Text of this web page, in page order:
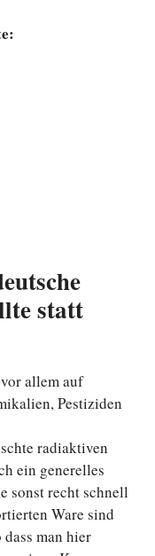
statt
allem auf
Pestiziden
radiaktiven
ein generelles
sonst recht schnell
Ware sind
man hier